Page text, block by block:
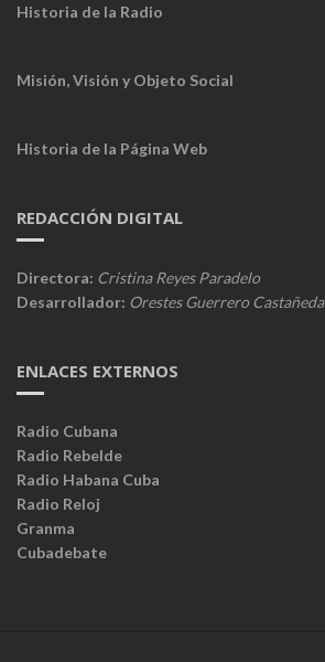
Historia de la Radio
Misión, Visión y Objeto Social
Historia de la Página Web
REDACCIÓN DIGITAL
Directora: Cristina Reyes Paradelo
Desarrollador: Orestes Guerrero Castañeda
ENLACES EXTERNOS
Radio Cubana
Radio Rebelde
Radio Habana Cuba
Radio Reloj
Granma
Cubadebate